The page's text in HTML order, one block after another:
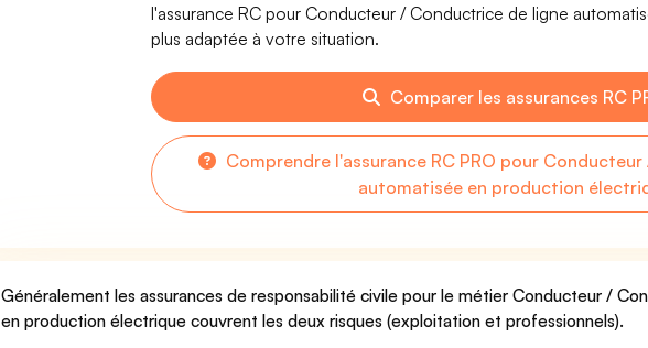
l'assurance RC pour Conducteur / Conductrice de ligne
plus adaptée à votre situation.
Comparer les assurances RC
Comprendre l'assurance RC PRO pour
automatisée en production
Généralement les assurances de responsabilité civile pour le métier Conducteur /
en production électrique couvrent les deux risques (exploitation et professionnels).